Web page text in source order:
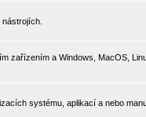
zařízením a Windows, MacOS,
systému, aplikací a nebo